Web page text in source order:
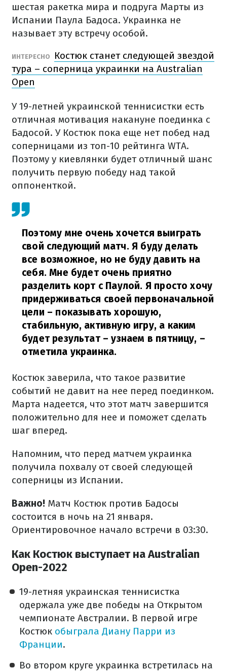
шестая ракетка мира и подруга Марты из
Испании Паула Бадоса. Украинка не
называет эту встречу особой.
ИНТЕРЕСНО
Костюк станет следующей звездой
тура – соперница украинки на Australian
Open
У 19-летней украинской теннисистки есть
отличная мотивация накануне поединка с
Бадосой. У Костюк пока еще нет побед над
соперницами из топ-10 рейтинга WTA.
Поэтому у киевлянки будет отличный шанс
получить первую победу над такой
оппоненткой.
Поэтому мне очень хочется выиграть
свой следующий матч. Я буду делать
все возможное, но не буду давить на
себя. Мне будет очень приятно
разделить корт с Паулой. Я просто хочу
придерживаться своей первоначальной
цели – показывать хорошую,
стабильную, активную игру, а каким
будет результат – узнаем в пятницу, –
отметила украинка.
Костюк заверила, что такое развитие
событий не давит на нее перед поединком.
Марта надеется, что этот матч завершится
положительно для нее и поможет сделать
шаг вперед.
Напомним, что перед матчем украинка
получила похвалу от своей следующей
соперницы из Испании.
Важно! Матч Костюк против Бадосы
состоится в ночь на 21 января.
Ориентировочное начало встречи в 03:30.
Как Костюк выступает на Australian
Open-2022
19-летняя украинская теннисистка
одержала уже две победы на Открытом
чемпионате Австралии. В первой игре
Костюк обыграла Диану Парри из
Франции.
Во втором круге украинка встретилась на